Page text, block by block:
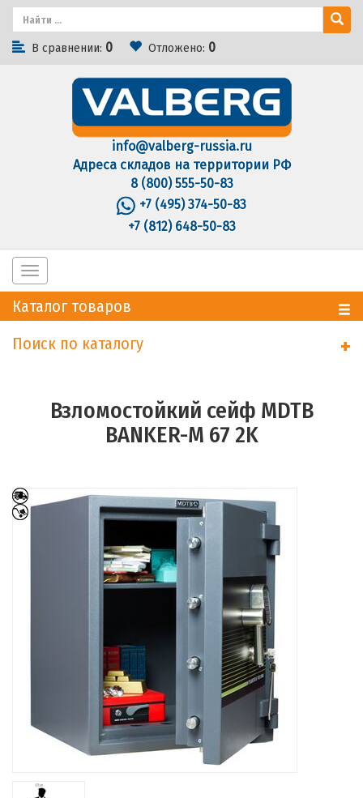
В сравнении: 0 Отложено: 0
info@valberg-russia.ru
Адреса складов на территории РФ
8 (800) 555-50-83
+7 (495) 374-50-83
+7 (812) 648-50-83
Toggle
navigation
Каталог товаров
Поиск по каталогу
+
Взломостойкий сейф MDTB
BANKER-M 67 2K